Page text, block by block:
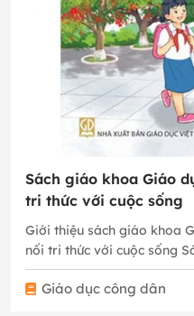
Sách giáo khoa Giáo
tri thức với cuộc sống
Giới thiệu sách giáo khoa
nối tri thức với cuộc sống
Giáo dục công dân